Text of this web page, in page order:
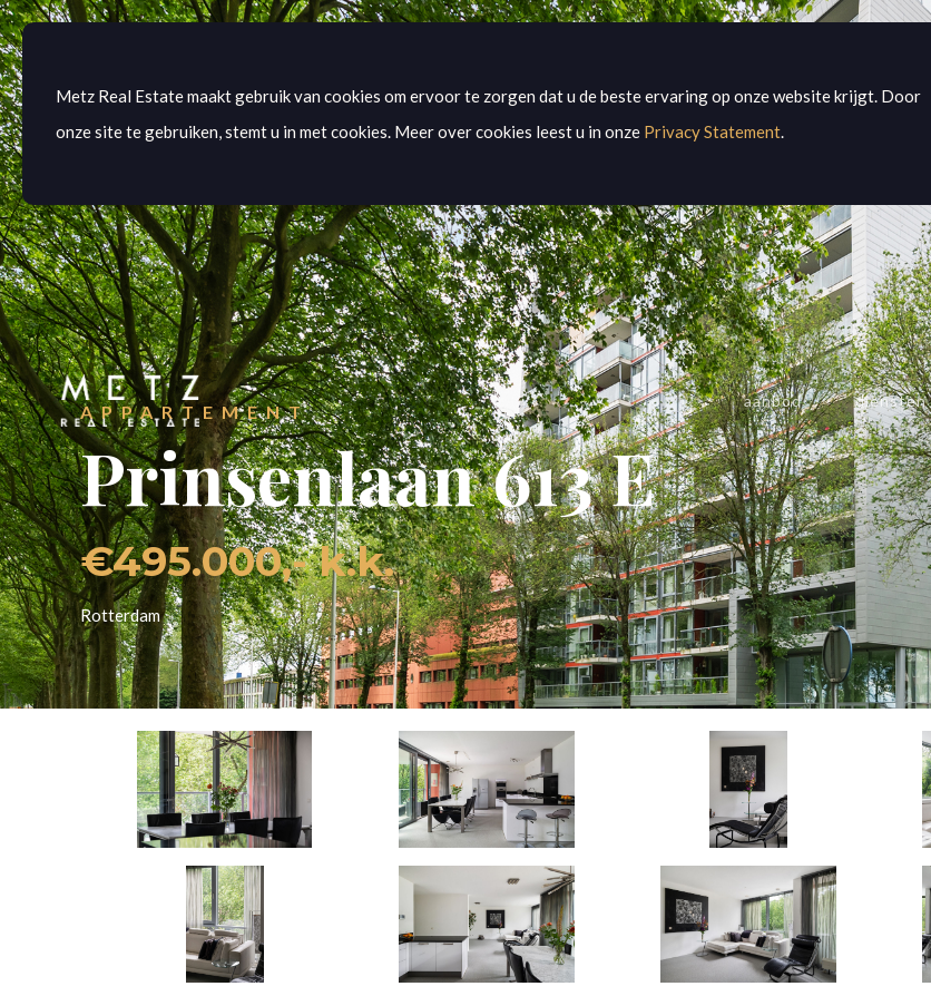
Metz Real Estate maakt gebruik van cookies om ervoor te zorgen dat u de beste ervaring op onze website krijgt. Door
onze site te gebruiken, stemt u in met cookies. Meer over cookies leest u in onze Privacy Statement.
aanbod diensten
2
SLAAPKAMERS
1
BADKAMERS
114
M2 WONEN
12
M2 GEBOUWGEBONDEN
BUITENRUIMTE
Slide 2 of 3.